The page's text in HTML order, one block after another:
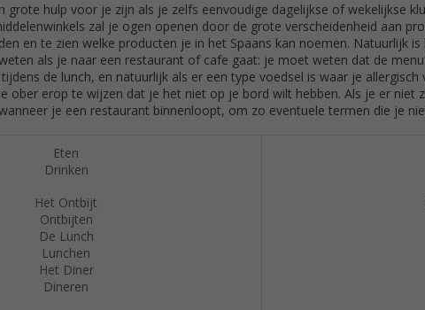
grote hulp voor je zijn als je zelfs eenvoudige dagelijkse of wekelijkse
zal je ogen openen door de grote verscheidenheid aan
en te zien welke producten je in het Spaans kan noemen. Natuurlijk
als je naar een restaurant of cafe gaat: je moet weten dat de
de lunch, en natuurlijk als er een type voedsel is waar je
ober erop te wijzen dat je het niet op je bord wilt hebben. Als je er niet
je een restaurant binnenloopt, om zo eventuele termen die je
Eten
Drinken
Het Ontbijt
Ontbijten
De Lunch
Lunchen
Het Diner
Dineren